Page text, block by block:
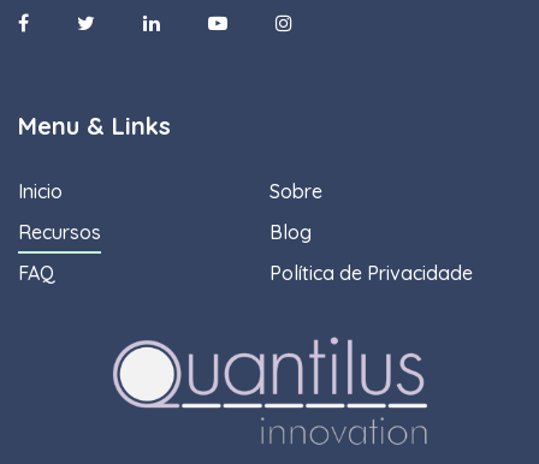
Menu & Links
Inicio
Sobre
Recursos
Blog
FAQ
Política de Privacidade